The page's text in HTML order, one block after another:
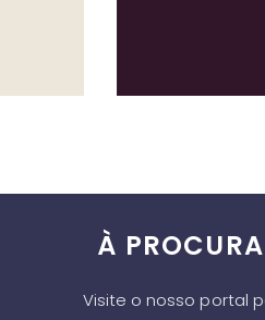
À
Visite o nosso portal